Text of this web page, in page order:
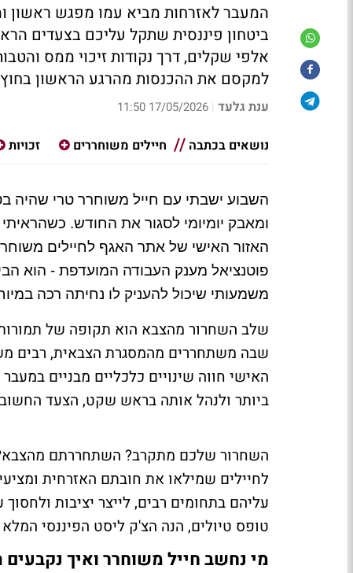
המעבר לאזרחות מביא עמו מפגש ראשון
ביטחון פיננסית שתקל עליכם בצעדים
אלפי שקלים, דרך נקודות זיכוי ממס
למקסם את ההכנסות מהרגע הראשון בחוץ
ענת גלעד |
17/05/2026 11:50
נושאים בכתבה
חיילים משוחררים זכויות
השבוע ישבתי עם חייל משוחרר טרי שהיה
ומאבק יומיומי לסגור את החודש.
האזור האישי של אתר האגף לחיילים
פוטנציאל מענק העבודה המועדפת - הוא
משמעותי שיכול להעניק לו נחיתה רכה
שלב השחרור מהצבא הוא תקופה של תמורות
שבה משתחררים מהמסגרת הצבאית, רבים
האישי חווה שינויים כלכליים מבניים
ביותר ולנהל אותה בראש שקט, הצעד החשוב
השחרור שלכם מתקרב? השתחררתם
לחיילים שמילאו את חובתם האזרחית
עליהם בתחומים רבים, לייצר יציבות
טופס טיולים, הנה הצ'ק ליסט הפיננסי
מי נחשב חייל משוחרר ואיך נקבעים